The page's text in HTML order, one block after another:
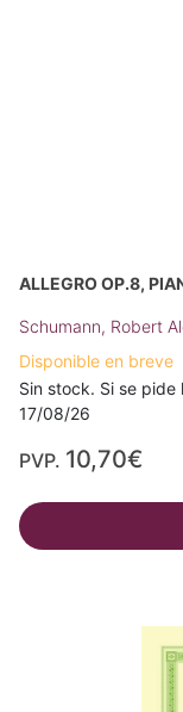
ALLEGRO OP.8,
Schumann, Robert
Disponible en breve
Sin stock. Si se pide
17/08/26
PVP. 10,70€